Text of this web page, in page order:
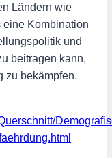
Ländern wie
Kombination
und
beitragen kann,
zu bekämpfen.